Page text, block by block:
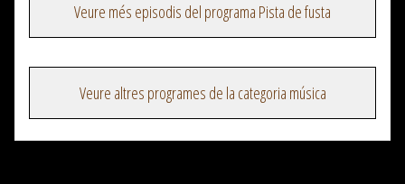
Veure més episodis del programa Pista de fusta
Veure altres programes de la categoria música